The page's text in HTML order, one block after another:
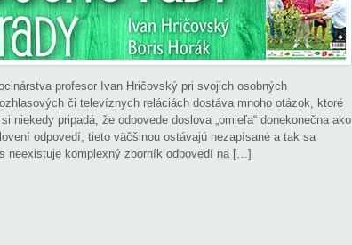
profesor Ivan Hričovský pri svojich osobných
či televíznych reláciách dostáva mnoho otázok, ktoré
niekedy pripadá, že odpovede doslova „omieľa“ donekonečna ako
odpovedí, tieto väčšinou ostávajú nezapísané a tak sa
neexistuje komplexný zborník odpovedí na […]